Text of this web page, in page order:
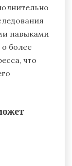
навыками
более
что